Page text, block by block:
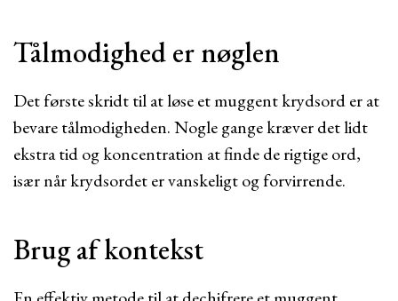
Tålmodighed er nøglen
Det første skridt til at løse et muggent krydsord er at
bevare tålmodigheden. Nogle gange kræver det lidt
ekstra tid og koncentration at finde de rigtige ord,
især når krydsordet er vanskeligt og forvirrende.
Brug af kontekst